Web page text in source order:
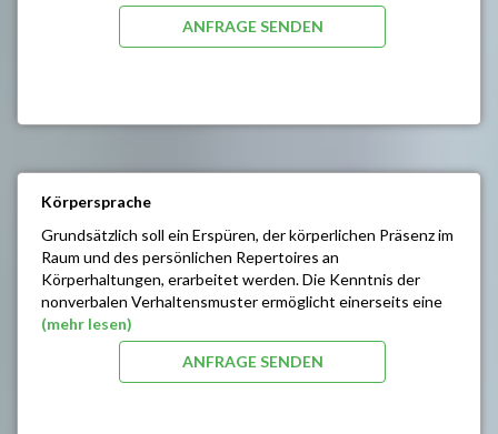
Rollenspielen trainiert.
Analyse der Ärgerreaktionen / Strategien der
Eingestehen der eigenen Fehler
Sachliches Begründen der eigenen Position
ANFRAGE SENDEN
Körpersprache
Grundsätzlich soll ein Erspüren, der körperlichen Präsenz im
Raum und des persönlichen Repertoires an
Körperhaltungen, erarbeitet werden. Die Kenntnis der
nonverbalen Verhaltensmuster ermöglicht einerseits eine
bessere Regie der eigenen Körpersignale und andererseits
eine richtige Interpretation der Reaktionen des
(mehr lesen)
ANFRAGE SENDEN